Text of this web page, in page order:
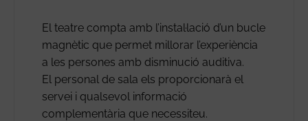
El teatre compta amb l’instal·lació d’un bucle
magnètic que permet millorar l’experiència
a les persones amb disminució auditiva.
El personal de sala els proporcionarà el
servei i qualsevol informació
complementària que necessiteu.